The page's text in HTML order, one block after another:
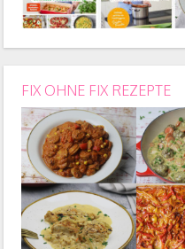
FIX OHNE FIX REZEPTE